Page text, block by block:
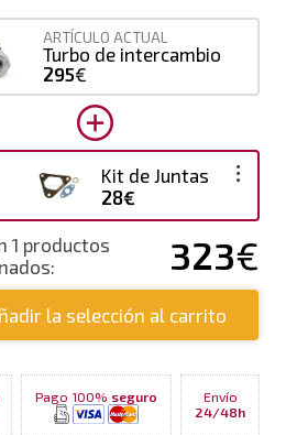
ARTÍCULO ACTUAL
Turbo de intercambio
295€
Kit de Juntas
28€
1 productos
323€
la selección al carrito
Pago 100% seguro
Envío
24/48h